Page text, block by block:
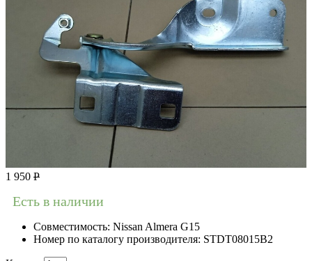
1 950 Р
Есть в наличии
Совместимость: Nissan Almera G15
Номер по каталогу производителя: STDT08015B2